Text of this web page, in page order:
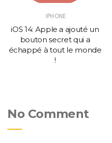
IPHONE
iOS 14: Apple a ajouté un
bouton secret qui a
échappé à tout le monde
!
No Comment